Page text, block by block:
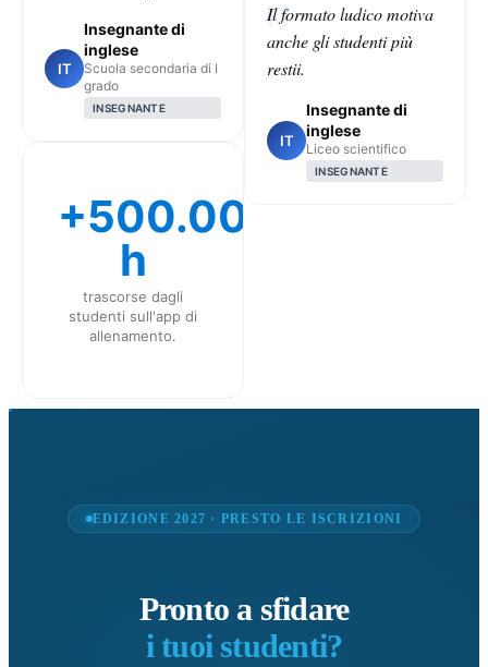
IT
Insegnante di
inglese
Scuola secondaria di I
grado
INSEGNANTE
+500.000
h
trascorse dagli
studenti sull'app di
allenamento.
Il formato ludico motiva
anche gli studenti più
restii.
IT
Insegnante di
inglese
Liceo scientifico
INSEGNANTE
EDIZIONE 2027 · PRESTO LE ISCRIZIONI
Pronto a sfidare
i tuoi studenti?